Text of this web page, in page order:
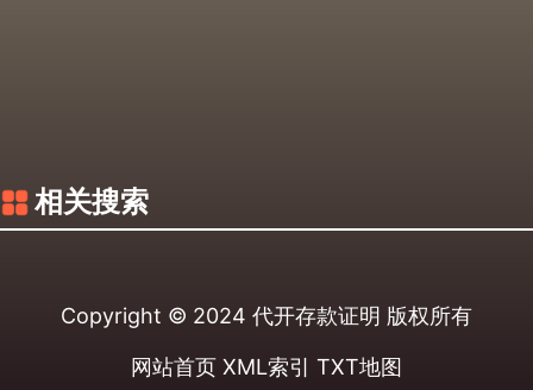
相关搜索
Copyright © 2024 代开存款证明 版权所有
网站首页 XML索引 TXT地图